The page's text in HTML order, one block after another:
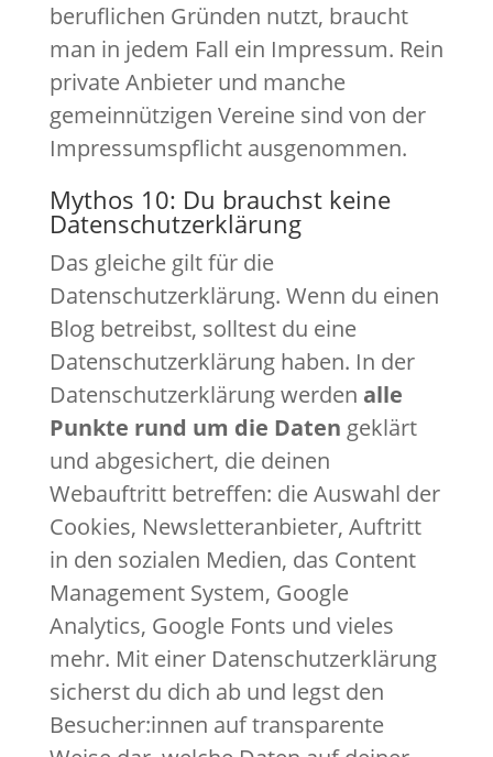
beruflichen Gründen nutzt, braucht
man in jedem Fall ein Impressum. Rein
private Anbieter und manche
gemeinnützigen Vereine sind von der
Impressumspflicht ausgenommen.
Mythos 10: Du brauchst keine
Datenschutzerklärung
Das gleiche gilt für die
Datenschutzerklärung. Wenn du einen
Blog betreibst, solltest du eine
Datenschutzerklärung haben. In der
Datenschutzerklärung werden alle
Punkte rund um die Daten geklärt
und abgesichert, die deinen
Webauftritt betreffen: die Auswahl der
Cookies, Newsletteranbieter, Auftritt
in den sozialen Medien, das Content
Management System, Google
Analytics, Google Fonts und vieles
mehr. Mit einer Datenschutzerklärung
sicherst du dich ab und legst den
Besucher:innen auf transparente